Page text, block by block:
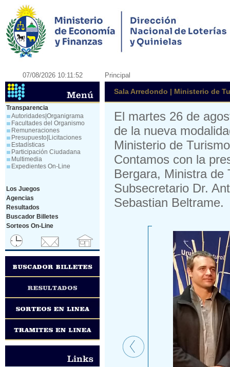
07/08/2026 10:11:52 Principal
Transparencia
Autoridades|Organigrama
Facultades del Organismo
Remuneraciones
Presupuesto|Licitaciones
Estadísticas
Participación Ciudadana
Multimedia
Expedientes On-Line
Los Juegos
Agencias
Resultados
Buscador Billetes
Sorteos On-Line
Sala Arredondo | Ministerio de
El martes 26 de
de la nueva
Ministerio de
Contamos con la
Bergara, Ministra de
Subsecretario Dr.
Sebastian Beltrame.